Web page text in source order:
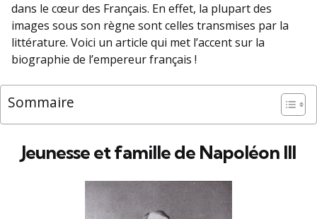
dans le cœur des Français. En effet, la plupart des
images sous son règne sont celles transmises par la
littérature. Voici un article qui met l’accent sur la
biographie de l’empereur français !
Sommaire
Jeunesse et famille de Napoléon III